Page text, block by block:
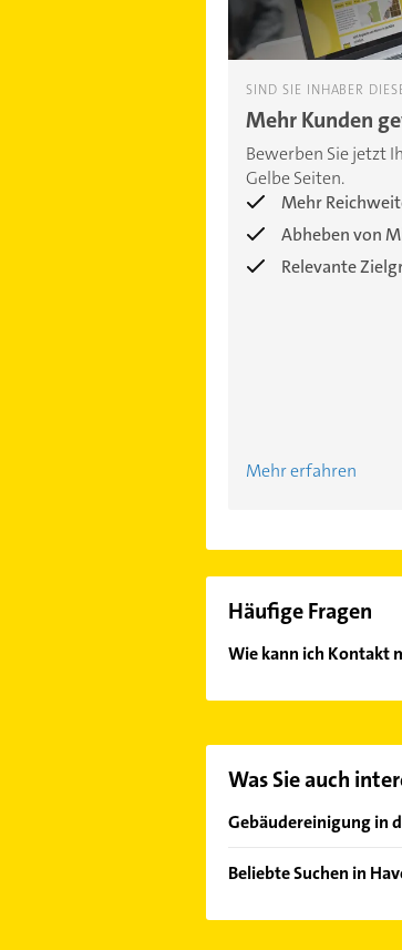
SIND SIE INHABER
Mehr Kunden
Bewerben Sie jetzt
Gelbe Seiten.
Mehr
Abheben von
Relevante
Mehr erfahren
Häufige Fragen
Wie kann ich Kontakt
Was Sie auch
Gebäudereinigung in
Wittenberge
Beliebte Suchen in